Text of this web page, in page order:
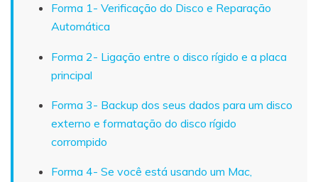
Forma 1- Verificação do Disco e Reparação
Automática
Forma 2- Ligação entre o disco rígido e a placa
principal
Forma 3- Backup dos seus dados para um disco
externo e formatação do disco rígido
corrompido
Forma 4- Se você está usando um Mac,